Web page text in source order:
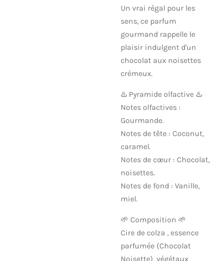
Un vrai régal pour les
sens, ce parfum
gourmand rappelle le
plaisir indulgent d'un
chocolat aux noisettes
crémeux.
♨️ Pyramide olfactive ♨️
Notes olfactives :
Gourmande.
Notes de tête : Coconut,
caramel.
Notes de cœur : Chocolat,
noisettes.
Notes de fond : Vanille,
miel.
🌱 Composition 🌱
Cire de colza , essence
parfumée (Chocolat
Noisette), végétaux